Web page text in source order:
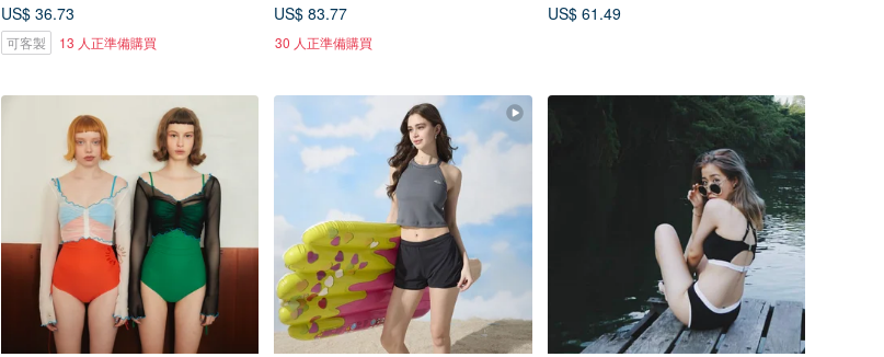
US$ 36.73
可客製 13 人正準備購買
US$ 83.77
30 人正準備購買
US$ 61.49